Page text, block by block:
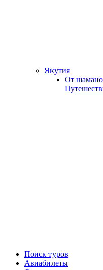
Якутия
От
Поиск туров
Авиабилеты